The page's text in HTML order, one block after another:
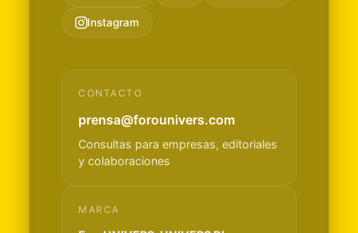
Instagram
CONTACTO
prensa@forounivers.com
Consultas para empresas, editoriales
y colaboraciones
MARCA